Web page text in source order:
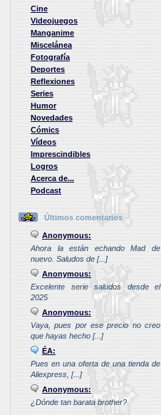
Cine
Videojuegos
Manganime
Miscelánea
Fotografía
Deportes
Reflexiones
Series
Humor
Novedades
Cómics
Vídeos
Imprescindibles
Logros
Acerca de...
Podcast
Últimos comentarios
Anonymous:
Ahora la están echando Mad de
nuevo. Saludos de [...]
Anonymous:
Excelente serie saludos desde el
2025
Anonymous:
Vaya, pues por ese precio no creo
que hayas hecho [...]
ÉA:
Pues en una oferta de una tienda de
Aliexpress, [...]
Anonymous:
¿Dónde tan barata brother?